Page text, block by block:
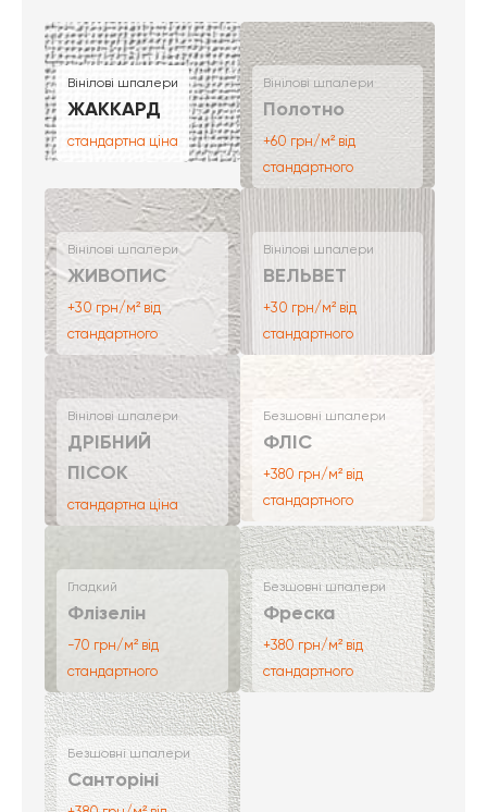
Вінілові шпалери
ЖАККАРД
стандартна ціна
Вінілові шпалери
Полотно
+60 грн/м² від
стандартного
Вінілові шпалери
ЖИВОПИС
+30 грн/м² від
стандартного
Вінілові шпалери
ВЕЛЬВЕТ
+30 грн/м² від
стандартного
Вінілові шпалери
ДРІБНИЙ
ПІСОК
стандартна ціна
Безшовні шпалери
ФЛІС
+380 грн/м² від
стандартного
Гладкий
Флізелін
-70 грн/м² від
стандартного
Безшовні шпалери
Фреска
+380 грн/м² від
стандартного
Безшовні шпалери
Санторіні